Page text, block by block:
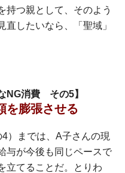
持つ親として、そのよう
したいなら、「聖域」
NG消費 その5】
を膨張させる
）までは、A子さんの現
与が今後も同じペースで
立てることだ。とりわ